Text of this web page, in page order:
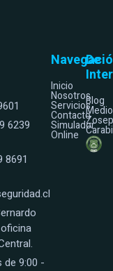
6239
8691
oficina
de 9:00 -
Inicio
Nosotros
Servicios
Contacto
Simulador
Online
De
Blog